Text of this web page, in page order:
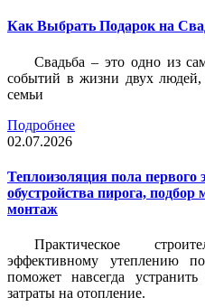
Как Выбрать Подарок на
Свадьба – это одно из
событий в жизни двух людей,
семьи
Подробнее
02.07.2026
Теплоизоляция пола
обустройства пирога,
монтаж
Практическое
эффективному утеплению
поможет навсегда
затраты на отопление.